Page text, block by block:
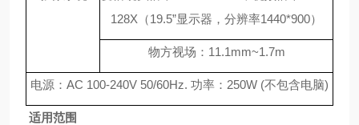
128X（19.5”显示器，分辨率1440*900）
物方视场：11.1mm~1.7m
电源：AC 100-240V 50/60Hz. 功率：250W (不包含电脑)
适用范围